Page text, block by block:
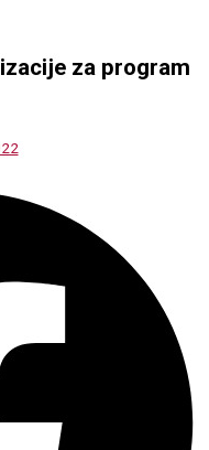
za program